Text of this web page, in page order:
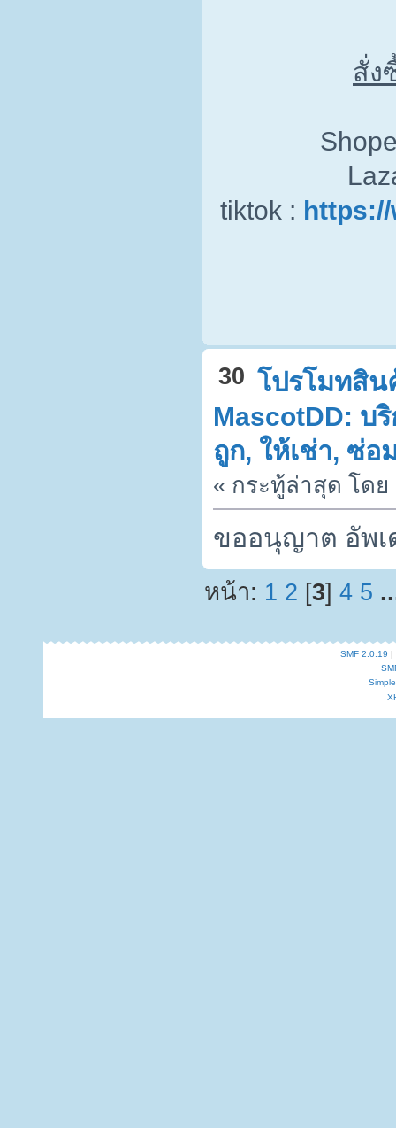
สั่ง
tiktok :
30 โปรโมทสิน
MascotDD: บ
ถูก, ให้เช่า, ซ่อ
« กระทู้ล่าสุด โดย
ขออนุญาต อัพเ
หน้า: 1 2 [3]4 5
SMF 2.0.19 |